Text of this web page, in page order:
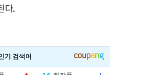
다.